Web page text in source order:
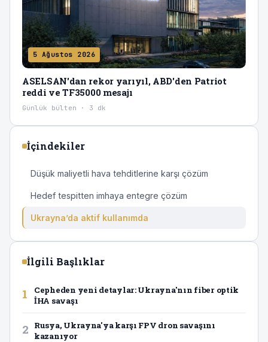
5 Ağustos 2026
ASELSAN'dan rekor yarıyıl, ABD'den Patriot
reddi ve TF35000 mesajı
Günlük bülten · 3 dk
İçindekiler
Düşük maliyetli hava tehditlerine karşı çözüm
Hedef tespitten imhaya entegre çözüm
Ukrayna’da aktif kullanımda
İlgili Başlıklar
1
Cepheden yeni detaylar: Ukrayna'nın fiber optik
İHA savaşı
2
Rusya, Ukrayna'ya karşı FPV dron savaşını
kazanıyor